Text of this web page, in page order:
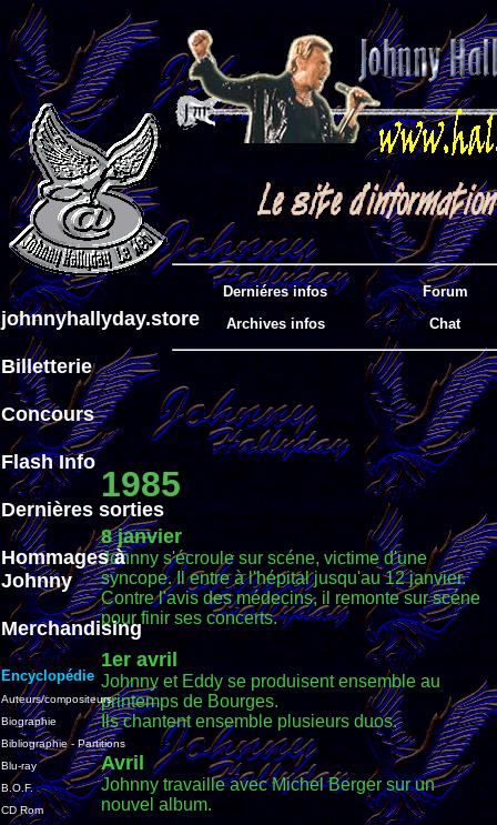
Derniéres infos
Forum
Archives infos
Chat
johnnyhallyday.store
Billetterie
Concours
Flash Info
Dernières sorties
Hommages à
Johnny
Merchandising
Encyclopédie
Auteurs/compositeurs
Biographie
Bibliographie - Partitions
Blu-ray
B.O.F.
CD Rom
1985
8 janvier
Johnny s'écroule sur scéne, victime d'une
syncope. Il entre à l'hépital jusqu'au 12 janvier.
Contre l'avis des médecins, il remonte sur scéne
pour finir ses concerts.
1er avril
Johnny et Eddy se produisent ensemble au
printemps de Bourges.
Ils chantent ensemble plusieurs duos.
Avril
Johnny travaille avec Michel Berger sur un
nouvel album.